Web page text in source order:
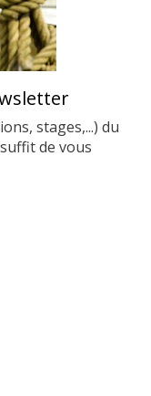
stages,...) du
de vous